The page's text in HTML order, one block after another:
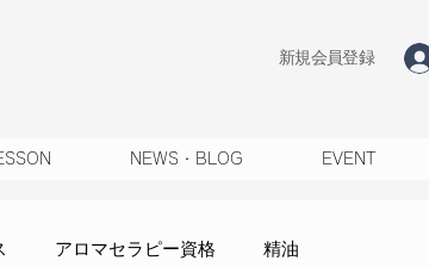
​新規会員登録
NEWS・BLOG EVENT
アロマセラピー資格 精油